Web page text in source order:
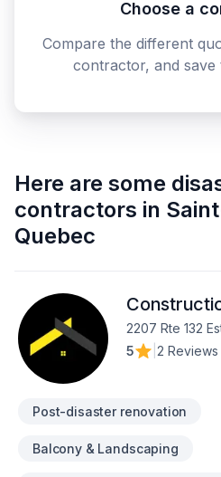
Choose a
Compare the different
contractor, and save
Here are some
contractors in
Quebec
2207 Rte 132
5
2 Reviews
Post-disaster renovation
Balcony & Landscaping